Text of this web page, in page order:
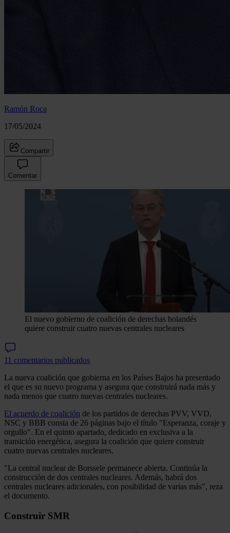
Ramón Roca
17/05/2024
Compartir
Comentar
El nuevo gobierno de coalición de derechas holandés
quiere construir cuatro nuevas centrales nucleares
11 comentarios publicados
La nueva coalición que gobierna en los Países Bajos ha presentado
el que es su nuevo programa y asegura que construirá nada más y
nada menos que cuatro nuevas centrales nucleares.
El acuerdo de coalición de los partidos de derechas PVV, VVD,
NSC y BBB consta de 26 páginas bajo el título "Esperanza, coraje y
orgullo". En el quinto apartado, dedicado en exclusiva a la
transición energética, asegura la coalición que quiere construir
cuatro nuevas centrales nucleares.
"La central nuclear de Borssele permanece abierta. Continúa la
construcción de dos centrales nucleares. Además, habrá dos
centrales nucleares adicionales, con posibilidad de varias más", reza
el documento.
Construir SMR